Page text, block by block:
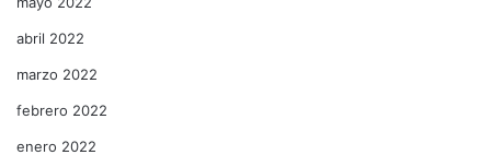
abril 2022
marzo 2022
febrero 2022
enero 2022